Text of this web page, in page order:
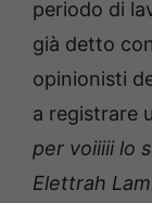
periodo di
già detto
opinionisti
a registrare
per voiiiii lo
Elettrah